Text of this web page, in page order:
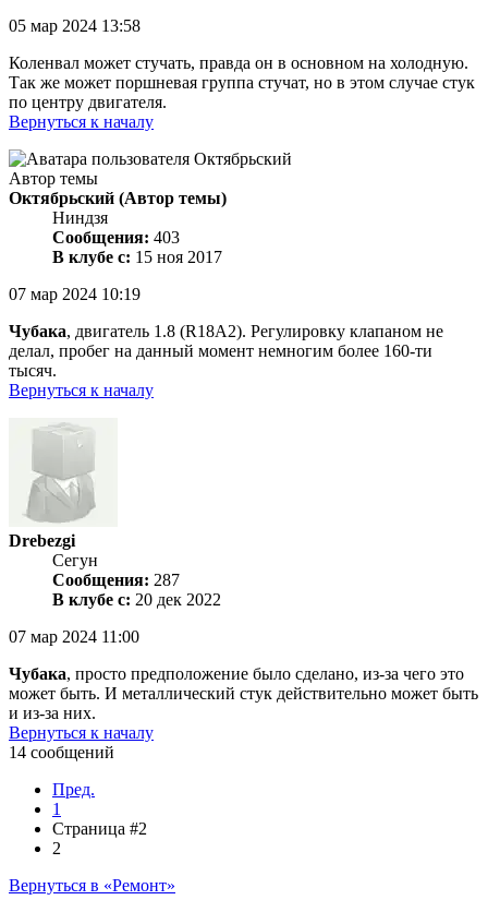
05 мар 2024 13:58
Коленвал может стучать, правда он в основном на холодную.
Так же может поршневая группа стучат, но в этом случае стук
по центру двигателя.
Вернуться к началу
Автор темы
Октябрьский (Автор темы)
Ниндзя
Сообщения: 403
В клубе с: 15 ноя 2017
07 мар 2024 10:19
Чубака, двигатель 1.8 (R18A2). Регулировку клапаном не
делал, пробег на данный момент немногим более 160-ти
тысяч.
Вернуться к началу
Drebezgi
Сегун
Сообщения: 287
В клубе с: 20 дек 2022
07 мар 2024 11:00
Чубака, просто предположение было сделано, из-за чего это
может быть. И металлический стук действительно может быть
и из-за них.
Вернуться к началу
14 сообщений
Пред.
1
Страница #2
2
Вернуться в «Ремонт»